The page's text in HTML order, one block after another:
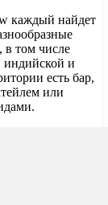
каждый найдет
в том числе
индийской и
есть бар,
или